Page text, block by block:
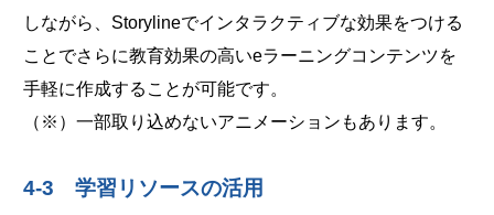
しながら、Storylineでインタラクティブな効果をつける
ことでさらに教育効果の高いeラーニングコンテンツを
手軽に作成することが可能です。
（※）一部取り込めないアニメーションもあります。
4-3 学習リソースの活用